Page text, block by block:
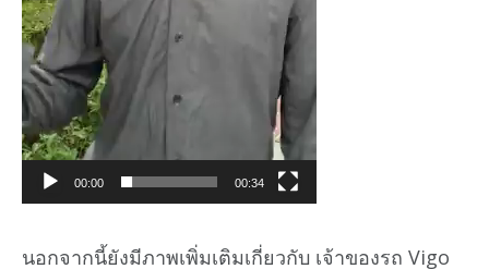
00:00 00:34
นอกจากนี้ยังมีภาพเพิ่มเติมเกี่ยวกับ เจ้าของรถ Vigo